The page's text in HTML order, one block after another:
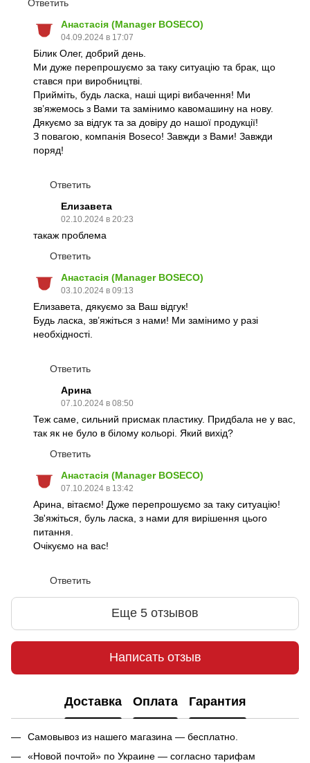
Ответить
Анастасія (Manager BOSECO)
04.09.2024 в 17:07
Білик Олег, добрий день.
Ми дуже перепрошуємо за таку ситуацію та брак, що
стався при виробництві.
Прийміть, будь ласка, наші щирі вибачення! Ми
зв’яжемось з Вами та замінимо кавомашину на нову.
Дякуємо за відгук та за довіру до нашої продукції!
З повагою, компанія Boseco! Завжди з Вами! Завжди
поряд!
Ответить
Елизавета
02.10.2024 в 20:23
такаж проблема
Ответить
Анастасія (Manager BOSECO)
03.10.2024 в 09:13
Елизавета, дякуємо за Ваш відгук!
Будь ласка, зв’яжіться з нами! Ми замінимо у разі
необхідності.
Ответить
Арина
07.10.2024 в 08:50
Теж саме, сильний присмак пластику. Придбала не у вас,
так як не було в білому кольорі. Який вихід?
Ответить
Анастасія (Manager BOSECO)
07.10.2024 в 13:42
Арина, вітаємо! Дуже перепрошуємо за таку ситуацію!
Зв'яжіться, буль ласка, з нами для вирішення цього
питання.
Очікуємо на вас!
Ответить
Еще 5 отзывов
Написать отзыв
Доставка Оплата Гарантия
Самовывоз из нашего магазина — бесплатно.
«Новой почтой» по Украине — согласно тарифам